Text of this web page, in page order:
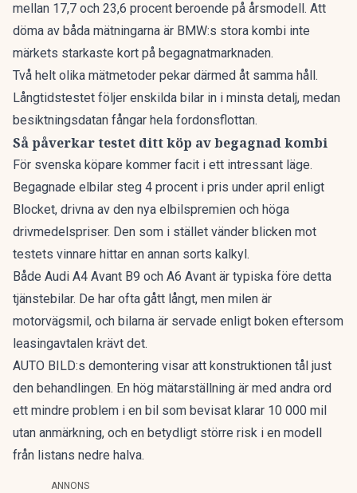
mellan 17,7 och 23,6 procent beroende på årsmodell. Att
döma av båda mätningarna är BMW:s stora kombi inte
märkets starkaste kort på begagnatmarknaden.
Två helt olika mätmetoder pekar därmed åt samma håll.
Långtidstestet följer enskilda bilar in i minsta detalj, medan
besiktningsdatan fångar hela fordonsflottan.
Så påverkar testet ditt köp av begagnad kombi
För svenska köpare kommer facit i ett intressant läge.
Begagnade elbilar steg 4 procent i pris under april enligt
Blocket, drivna av den nya elbilspremien och höga
drivmedelspriser. Den som i stället vänder blicken mot
testets vinnare hittar en annan sorts kalkyl.
Både Audi A4 Avant B9 och A6 Avant är typiska före detta
tjänstebilar. De har ofta gått långt, men milen är
motorvägsmil, och bilarna är servade enligt boken eftersom
leasingavtalen krävt det.
AUTO BILD:s demontering visar att konstruktionen tål just
den behandlingen. En hög mätarställning är med andra ord
ett mindre problem i en bil som bevisat klarar 10 000 mil
utan anmärkning, och en betydligt större risk i en modell
från listans nedre halva.
ANNONS